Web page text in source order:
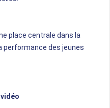
place centrale dans la
performance des jeunes